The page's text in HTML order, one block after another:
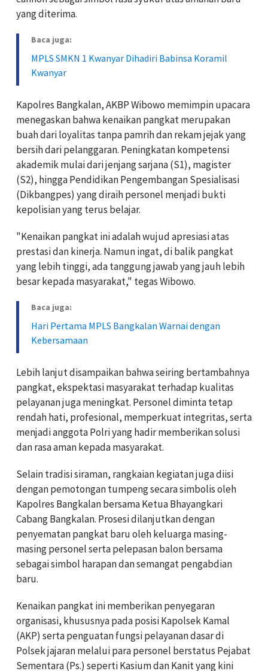
yang diterima.
Baca juga:
MPLS SMKN 1 Kwanyar Dihadiri Babinsa Koramil
Kwanyar
Kapolres Bangkalan, AKBP Wibowo memimpin upacara
menegaskan bahwa kenaikan pangkat merupakan
buah dari loyalitas tanpa pamrih dan rekam jejak yang
bersih dari pelanggaran. Peningkatan kompetensi
akademik mulai dari jenjang sarjana (S1), magister
(S2), hingga Pendidikan Pengembangan Spesialisasi
(Dikbangpes) yang diraih personel menjadi bukti
kepolisian yang terus belajar.
"Kenaikan pangkat ini adalah wujud apresiasi atas
prestasi dan kinerja. Namun ingat, di balik pangkat
yang lebih tinggi, ada tanggung jawab yang jauh lebih
besar kepada masyarakat," tegas Wibowo.
Baca juga:
Hari Pertama MPLS Bangkalan Warnai dengan
Kebersamaan
Lebih lanjut disampaikan bahwa seiring bertambahnya
pangkat, ekspektasi masyarakat terhadap kualitas
pelayanan juga meningkat. Personel diminta tetap
rendah hati, profesional, memperkuat integritas, serta
menjadi anggota Polri yang hadir memberikan solusi
dan rasa aman kepada masyarakat.
Selain tradisi siraman, rangkaian kegiatan juga diisi
dengan pemotongan tumpeng secara simbolis oleh
Kapolres Bangkalan bersama Ketua Bhayangkari
Cabang Bangkalan. Prosesi dilanjutkan dengan
penyematan pangkat baru oleh keluarga masing-
masing personel serta pelepasan balon bersama
sebagai simbol harapan dan semangat pengabdian
baru.
Kenaikan pangkat ini memberikan penyegaran
organisasi, khususnya pada posisi Kapolsek Kamal
(AKP) serta penguatan fungsi pelayanan dasar di
Polsek jajaran melalui para personel berstatus Pejabat
Sementara (Ps.) seperti Kasium dan Kanit yang kini